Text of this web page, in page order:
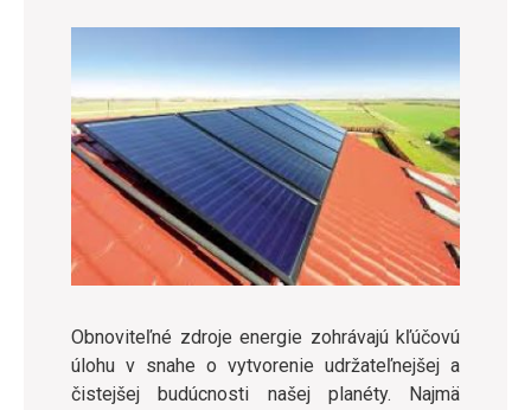
Obnoviteľné zdroje energie zohrávajú kľúčovú
úlohu v snahe o vytvorenie udržateľnejšej a
čistejšej budúcnosti našej planéty. Najmä